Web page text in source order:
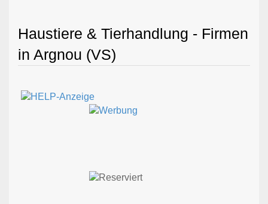
Haustiere & Tierhandlung - Firmen
in Argnou (VS)